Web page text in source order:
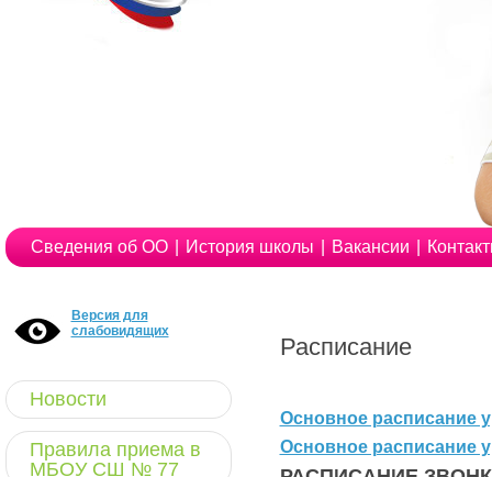
Сведения об ОО История школы Вакансии
Расписание
Основное расписание
Основное расписание
Версия для
слабовидящих
Новости
Правила приема в
МБОУ СШ № 77